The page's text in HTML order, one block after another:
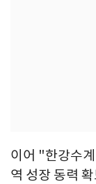
이어 "한강수
역 성장 동력